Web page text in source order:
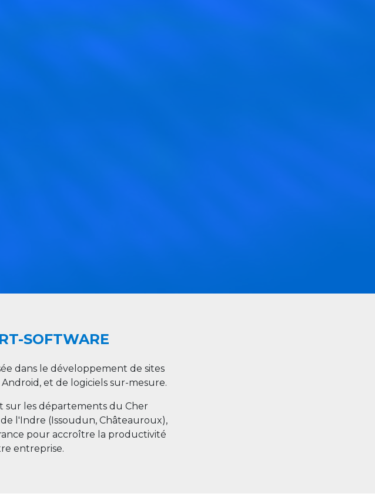
SOFTWARE
dans le développement de sites
et de logiciels sur-mesure.
sur les départements du Cher
l'Indre (Issoudun, Châteauroux),
pour accroître la productivité
entreprise.